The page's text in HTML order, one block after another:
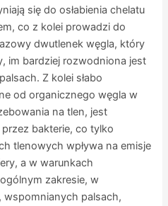
się do osłabienia chelatu
co z kolei prowadzi do
dwutlenek węgla, który
im bardziej rozwodniona jest
Z kolei słabo
od organicznego węgla w
na tlen, jest
bakterie, co tylko
tlenowych wpływa na emisje
a w warunkach
zakresie, w
palsach,